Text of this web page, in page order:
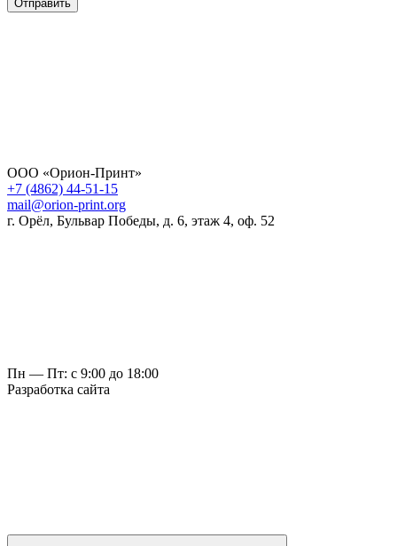
Отправить
ООО «Орион-Принт»
+7 (4862) 44-51-15
mail@orion-print.org
г. Орёл, Бульвар Победы, д. 6, этаж 4, оф. 52
Пн — Пт: с 9:00 до 18:00
Разработка сайта